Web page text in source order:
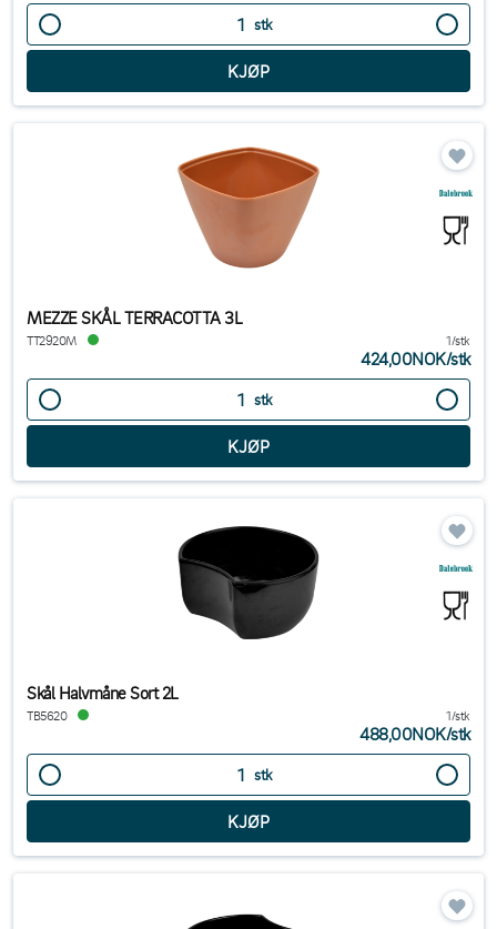
stk
MEZZE SKÅL TERRACOTTA 3L
TT2920M 1/stk
424,00NOK/stk
stk
Skål Halvmåne Sort 2L
TB5620 1/stk
488,00NOK/stk
stk